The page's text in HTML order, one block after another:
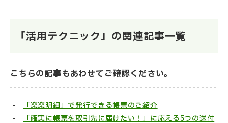
「活用テクニック」の関連記事一覧
こちらの記事もあわせてご確認ください。
「楽楽明細」で発行できる帳票のご紹介
「確実に帳票を取引先に届けたい！」に応える5つの送付